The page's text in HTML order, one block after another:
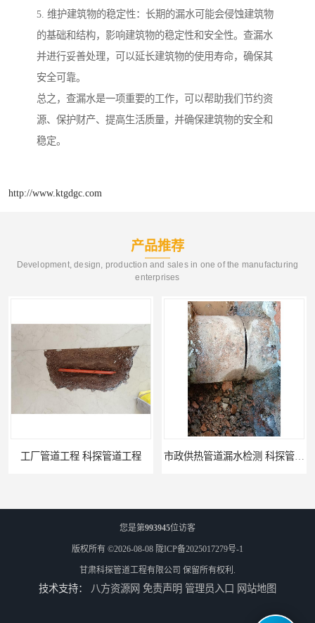
5. 维护建筑物的稳定性：长期的漏水可能会侵蚀建筑物
的基础和结构，影响建筑物的稳定性和安全性。查漏水
并进行妥善处理，可以延长建筑物的使用寿命，确保其
安全可靠。
总之，查漏水是一项重要的工作，可以帮助我们节约资
源、保护财产、提高生活质量，并确保建筑物的安全和
稳定。
http://www.ktgdgc.com
产品推荐
Development, design, production and sales in one of the manufacturing
enterprises
消防管道漏水公司 科探管道工程
您是第993945位访客
版权所有 ©2026-08-08 陇ICP备2025017279号-1
甘肃科探管道工程有限公司 保留所有权利.
技术支持： 八方资源网 免责声明 管理员入口 网站地图